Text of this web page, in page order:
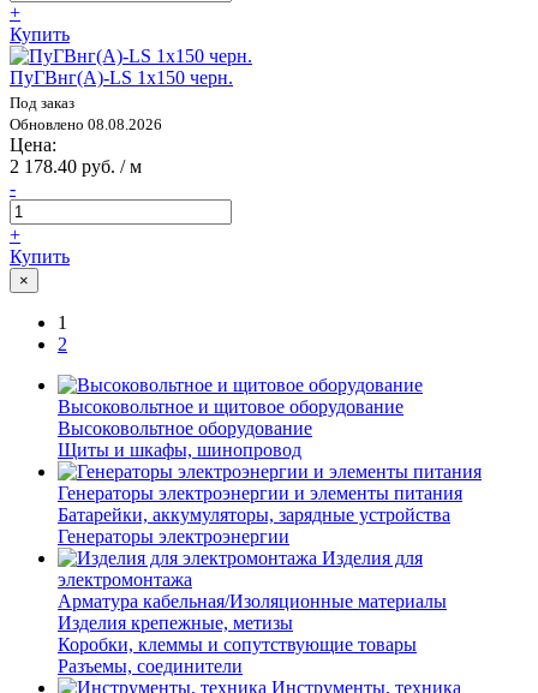
+
Купить
ПуГВнг(А)-LS 1х150 черн.
Под заказ
Обновлено 08.08.2026
Цена:
2 178.40 руб. / м
-
+
Купить
×
1
2
Высоковольтное и щитовое оборудование
Высоковольтное оборудование
Щиты и шкафы, шинопровод
Генераторы электроэнергии и элементы питания
Батарейки, аккумуляторы, зарядные устройства
Генераторы электроэнергии
Изделия для
электромонтажа
Арматура кабельная/Изоляционные материалы
Изделия крепежные, метизы
Коробки, клеммы и сопутствующие товары
Разъемы, соединители
Инструменты, техника